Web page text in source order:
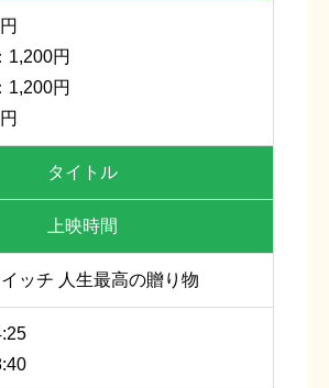
1,200円
1,200円
タイトル
上映時間
イッチ 人生最高の贈り物